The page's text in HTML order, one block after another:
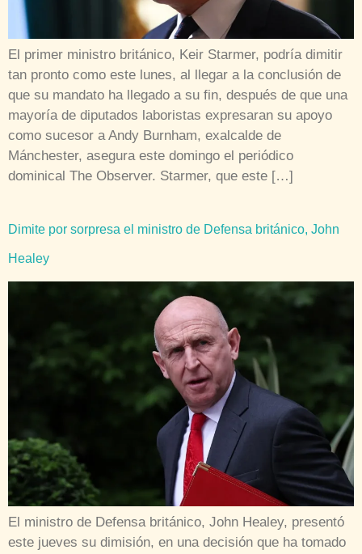
El primer ministro británico, Keir Starmer, podría dimitir
tan pronto como este lunes, al llegar a la conclusión de
que su mandato ha llegado a su fin, después de que una
mayoría de diputados laboristas expresaran su apoyo
como sucesor a Andy Burnham, exalcalde de
Mánchester, asegura este domingo el periódico
dominical The Observer. Starmer, que este […]
Dimite por sorpresa el ministro de Defensa británico, John
Healey
El ministro de Defensa británico, John Healey, presentó
este jueves su dimisión, en una decisión que ha tomado